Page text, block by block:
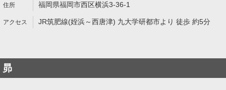
福岡県福岡市西区横浜3-36-1
JR筑肥線(姪浜～西唐津) 九大学研都市より 徒歩 約5分
昴